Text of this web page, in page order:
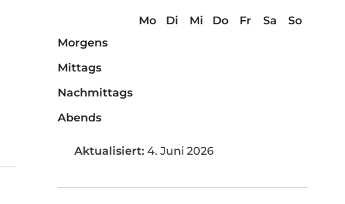
Mo Di Mi Do Fr Sa
So
Morgens
Mittags
Nachmittags
Abends
Aktualisiert: 4. Juni 2026